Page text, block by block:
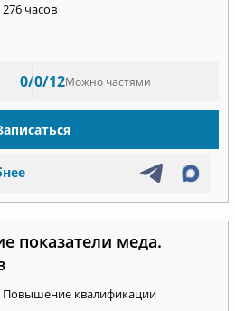
276 часов
0/0/12Можно частями
показатели меда.
Повышение квалификации